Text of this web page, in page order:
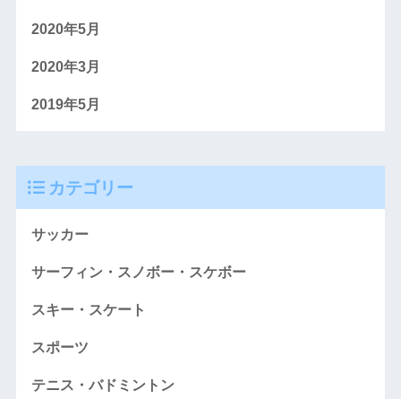
2020年5月
2020年3月
2019年5月
カテゴリー
サッカー
サーフィン・スノボー・スケボー
スキー・スケート
スポーツ
テニス・バドミントン